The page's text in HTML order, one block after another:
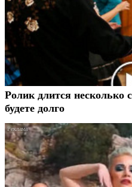
Ролик длится несколько
будете долго